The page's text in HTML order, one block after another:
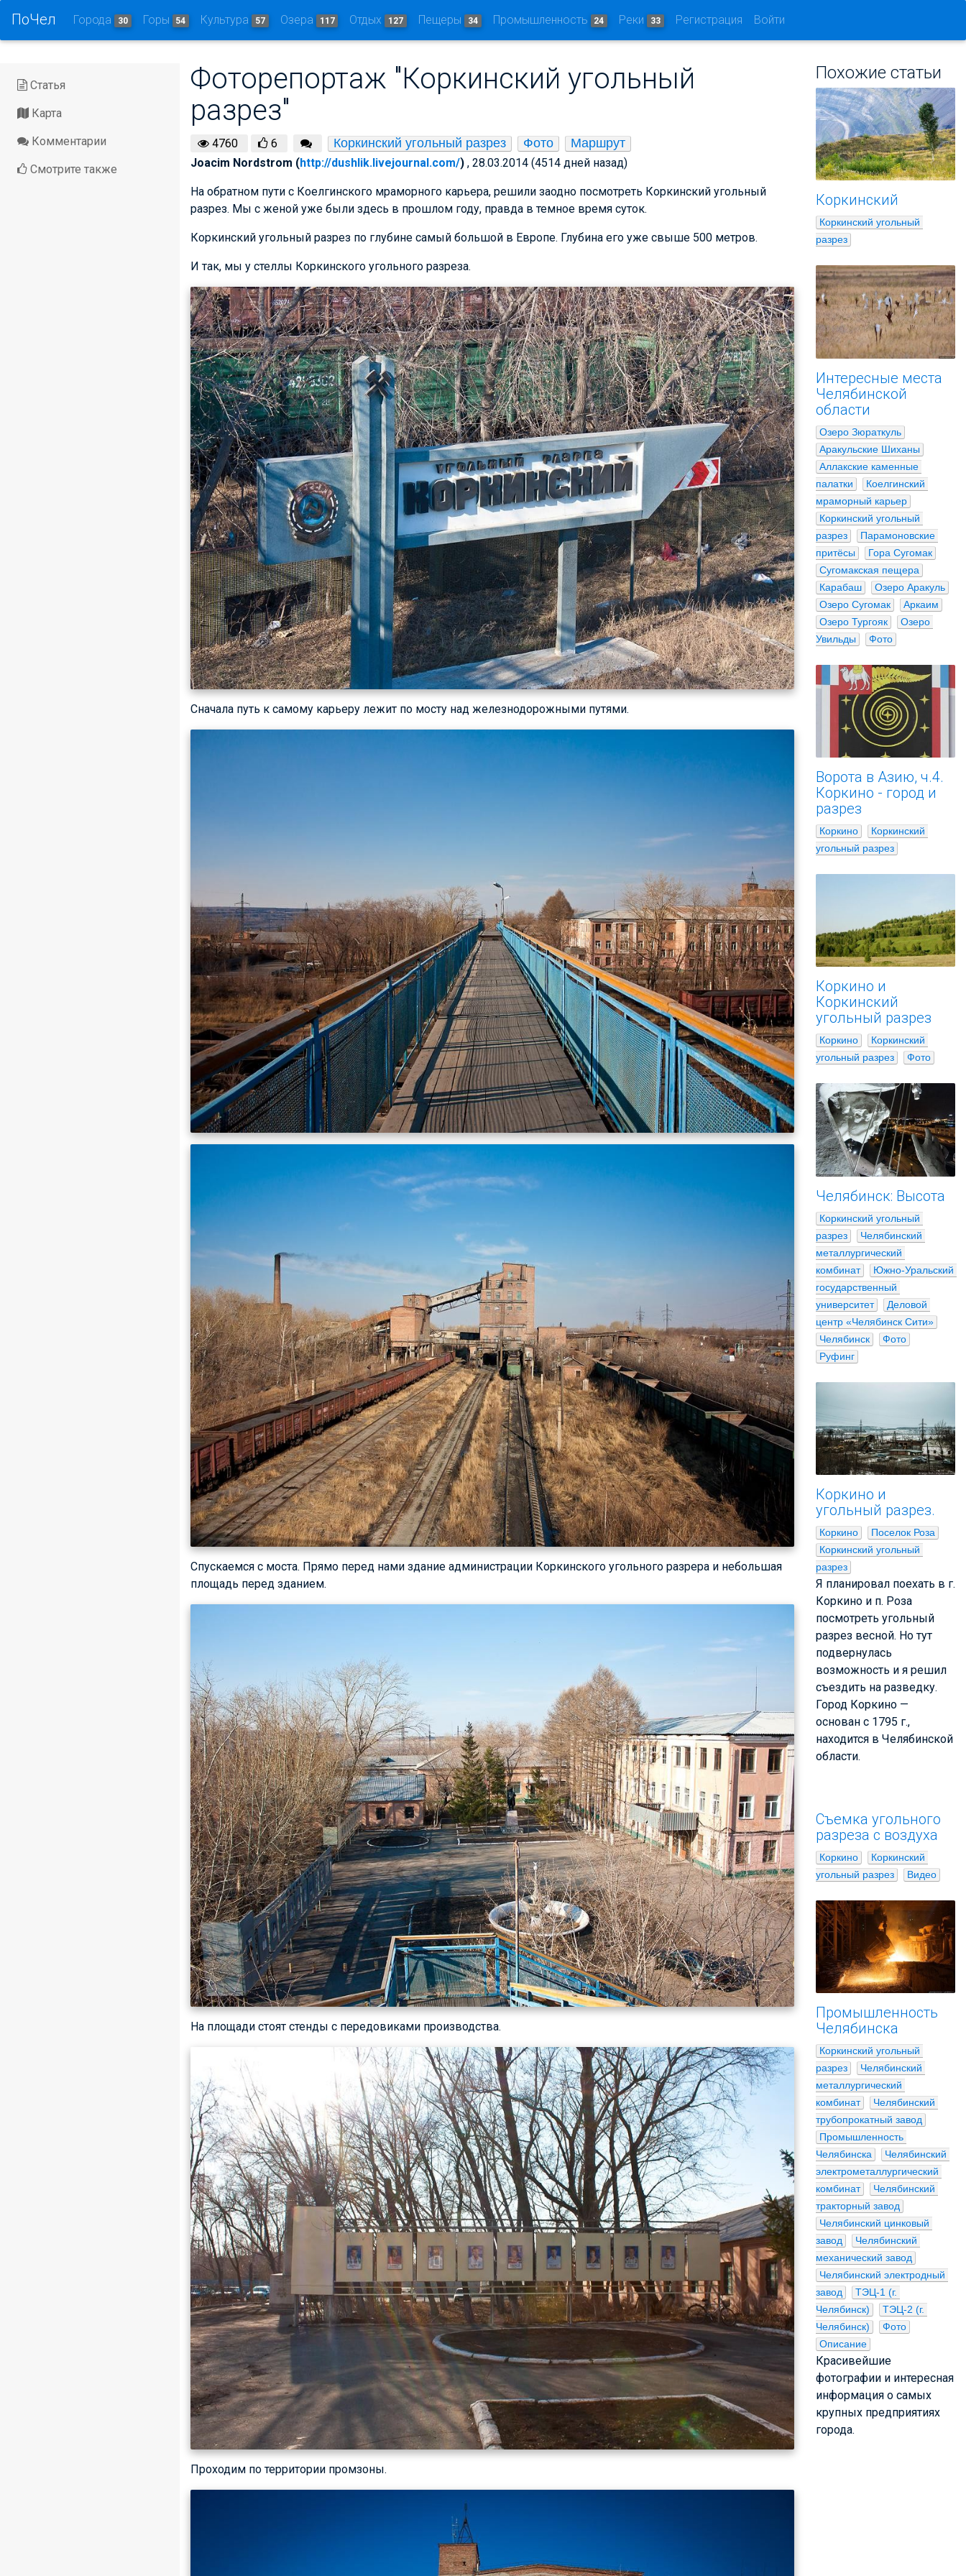
ПоЧел Города 30 Горы 54 Культура 57 Озера 117 Отдых 127 Пещеры 34 Промышленность 24 Реки 33 Регистрация Войти
Статья
Карта
Комментарии
Смотрите также
Фоторепортаж "Коркинский угольный
разрез"
4760 6 Коркинский угольный разрез Фото Маршрут
Joacim Nordstrom (http://dushlik.livejournal.com/) , 28.03.2014 (4514 дней назад)
На обратном пути с Коелгинского мраморного карьера, решили заодно посмотреть Коркинский угольный
разрез. Мы с женой уже были здесь в прошлом году, правда в темное время суток.
Коркинский угольный разрез по глубине самый большой в Европе. Глубина его уже свыше 500 метров.
И так, мы у стеллы Коркинского угольного разреза.
Сначала путь к самому карьеру лежит по мосту над железнодорожными путями.
Спускаемся с моста. Прямо перед нами здание администрации Коркинского угольного разрера и небольшая
площадь перед зданием.
На площади стоят стенды с передовиками производства.
Проходим по территории промзоны.
Похожие статьи
Коркинский
Коркинский угольный
разрез
Интересные места
Челябинской
области
Озеро Зюраткуль
Аракульские Шиханы
Аллакские каменные
палатки
Коелгинский
мраморный карьер
Коркинский угольный
разрез
Парамоновские
притёсы
Гора Сугомак
Сугомакская пещера
Карабаш
Озеро Аракуль
Озеро Сугомак
Аркаим
Озеро Тургояк
Озеро
Увильды
Фото
Ворота в Азию, ч.4.
Коркино - город и
разрез
Коркино
Коркинский
угольный разрез
Коркино и
Коркинский
угольный разрез
Коркино
Коркинский
угольный разрез
Фото
Челябинск: Высота
Коркинский угольный
разрез
Челябинский
металлургический
комбинат
Южно-Уральский
государственный
университет
Деловой
центр «Челябинск Сити»
Челябинск
Фото
Руфинг
Коркино и
угольный разрез.
Коркино
Поселок Роза
Коркинский угольный
разрез
Я планировал поехать в г.
Коркино и п. Роза
посмотреть угольный
разрез весной. Но тут
подвернулась
возможность и я решил
съездить на разведку.
Город Коркино —
основан с 1795 г.,
находится в Челябинской
области.
Съемка угольного
разреза с воздуха
Коркино
Коркинский
угольный разрез
Видео
Промышленность
Челябинска
Коркинский угольный
разрез
Челябинский
металлургический
комбинат
Челябинский
трубопрокатный завод
Промышленность
Челябинска
Челябинский
электрометаллургический
комбинат
Челябинский
тракторный завод
Челябинский цинковый
завод
Челябинский
механический завод
Челябинский электродный
завод
ТЭЦ-1 (г.
Челябинск)
ТЭЦ-2 (г.
Челябинск)
Фото
Описание
Красивейшие
фотографии и интересная
информация о самых
крупных предприятиях
города.